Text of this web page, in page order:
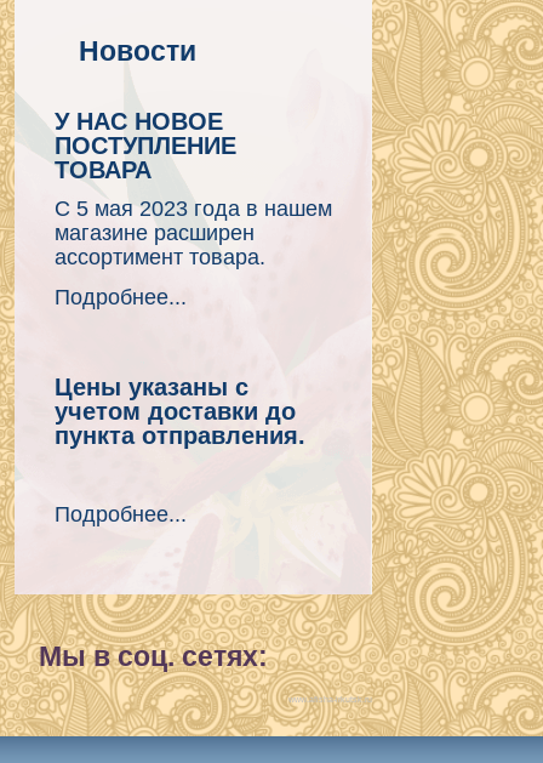
Новости
У НАС НОВОЕ
ПОСТУПЛЕНИЕ
ТОВАРА
С 5 мая 2023 года в нашем
магазине расширен
ассортимент товара.
Подробнее...
Цены указаны с
учетом доставки до
пункта отправления.
Подробнее...
Мы в соц. сетях:
www.afisha-irkutsk.ru